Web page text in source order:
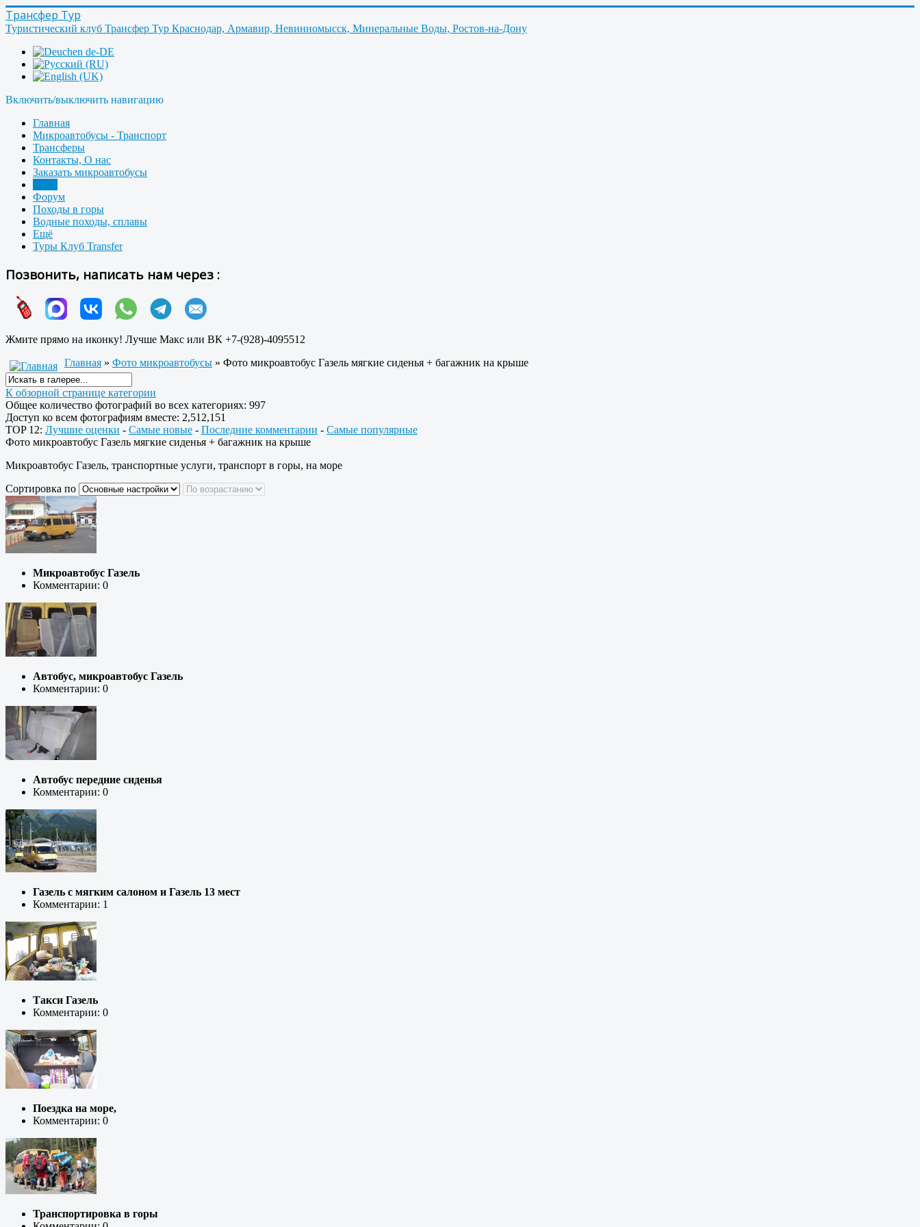
Трансфер Тур
Туристический клуб Трансфер Тур Краснодар, Армавир, Невинномысск, Минеральные Воды, Ростов-на-Дону
Включить/выключить навигацию
Главная
Микроавтобусы - Транспорт
Трансферы
Контакты, О нас
Заказать микроавтобусы
Форум
Походы в горы
Водные походы, сплавы
Ещё
Туры Клуб Transfer
Позвонить, написать нам через :
Жмите прямо на иконку! Лучше Макс или ВК +7-(928)-4095512
Главная » Фото микроавтобусы » Фото микроавтобус Газель мягкие сиденья + багажник на крыше
К обзорной странице категории
Общее количество фотографий во всех категориях: 997
Доступ ко всем фотографиям вместе: 2,512,151
TOP 12: Лучшие оценки - Самые новые - Последние комментарии - Самые популярные
Фото микроавтобус Газель мягкие сиденья + багажник на крыше
Микроавтобус Газель, транспортные услуги, транспорт в горы, на море
Сортировка по
Микроавтобус Газель
Комментарии: 0
Автобус, микроавтобус Газель
Комментарии: 0
Автобус передние сиденья
Комментарии: 0
Газель с мягким салоном и Газель 13 мест
Комментарии: 1
Такси Газель
Комментарии: 0
Поездка на море,
Комментарии: 0
Транспортировка в горы